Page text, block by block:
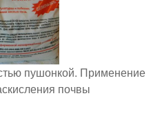
пушонкой. Применение
почвы